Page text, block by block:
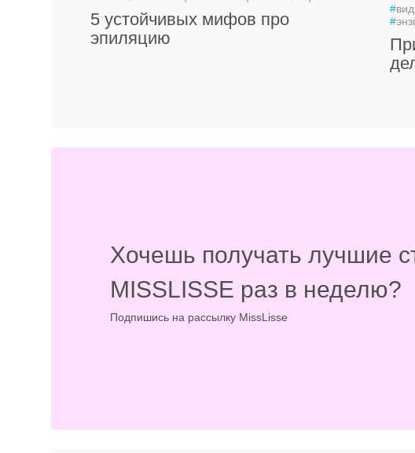
5 устойчивых мифов про
эпиляцию
#
#
Хочешь получать лучшие
MISSLISSE раз в неделю?
Подпишись на рассылку MissLisse